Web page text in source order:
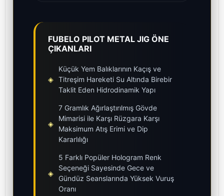
FUBELO PILOT METAL JIG ÖNE
ÇIKANLARI
◈
Küçük Yem Balıklarının Kaçış ve
Titreşim Hareketi Su Altında Birebir
Taklit Eden Hidrodinamik Yapı
◈
7 Gramlık Ağırlaştırılmış Gövde
Mimarisi ile Karşı Rüzgara Karşı
Maksimum Atış Erimi ve Dip
Kararlılığı
◈
5 Farklı Popüler Hologram Renk
Seçeneği Sayesinde Gece ve
Gündüz Seanslarında Yüksek Vuruş
Oranı